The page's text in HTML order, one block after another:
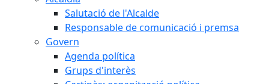
Salutació de l'Alcalde
Responsable de comunicació i premsa
Govern
Agenda política
Grups d'interès